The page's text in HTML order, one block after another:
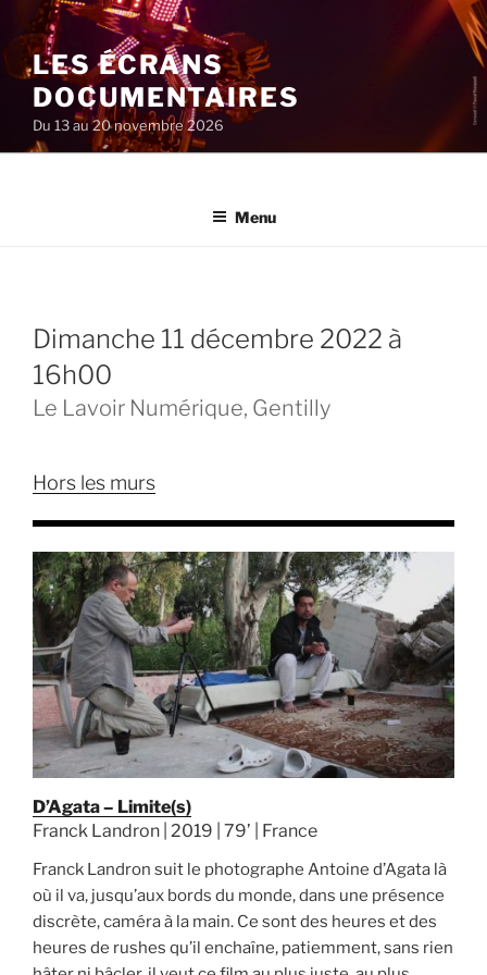
au
contenu
principal
LES ÉCRANS
DOCUMENTAIRES
Du 13 au 20 novembre 2026
Menu
dimanche 11 décembre 2022 à
16h00
Le Lavoir Numérique, Gentilly
Hors les murs
D’Agata – Limite(s)
Franck Landron | 2019 | 79’ | France
Franck Landron suit le photographe Antoine d’Agata là
où il va, jusqu’aux bords du monde, dans une présence
discrète, caméra à la main. Ce sont des heures et des
heures de rushes qu’il enchaîne, patiemment, sans rien